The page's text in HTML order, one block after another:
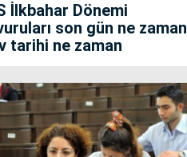
İlkbahar Dönemi
son gün ne zaman
tarihi ne zaman